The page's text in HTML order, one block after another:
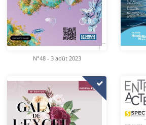
N°48 - 3 août 2023